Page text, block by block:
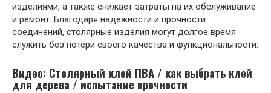
изделиями, а также снижает затраты на их обслуживание
и ремонт. Благодаря надежности и прочности
соединений, столярные изделия могут долгое время
служить без потери своего качества и функциональности.
Видео: Столярный клей ПВА / как выбрать клей
для дерева / испытание прочности